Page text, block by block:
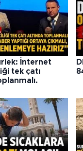
İnternet
tek çatı